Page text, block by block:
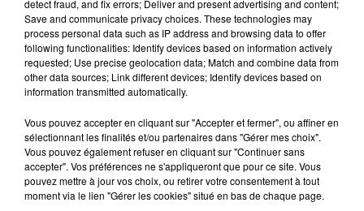
SI TOUT LE MONDE FAIT ÇA, MOI L'ANNÉE
PROCHAINE JE VENDANGE EN...
La vendange en Champagne a débuté ce jeudi 6
août dans la commune de Montgueux (Aube). Du
detect fraud, and fix errors; Deliver and present advertising and content;
Save and communicate privacy choices. These technologies may
process personal data such as IP address and browsing data to offer
following functionalities: Identify devices based on information actively
requested; Use precise geolocation data; Match and combine data from
other data sources; Link different devices; Identify devices based on
information transmitted automatically.
Vous pouvez accepter en cliquant sur "Accepter et fermer", ou affiner en
sélectionnant les finalités et/ou partenaires dans "Gérer mes choix".
Vous pouvez également refuser en cliquant sur "Continuer sans
accepter". Vos préférences ne s'appliqueront que pour ce site. Vous
pouvez mettre à jour vos choix, ou retirer votre consentement à tout
moment via le lien "Gérer les cookies" situé en bas de chaque page.